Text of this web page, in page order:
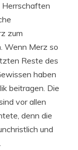
Herrschaften
zum
Wenn Merz so
Reste des
haben
beitragen. Die
vor allen
denn die
und